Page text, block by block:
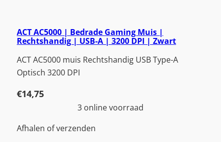
ACT AC5000 | Bedrade Gaming Muis |
Rechtshandig | USB-A | 3200 DPI | Zwart
ACT AC5000 muis Rechtshandig USB Type-A
Optisch 3200 DPI
€14,75
3 online voorraad
Afhalen of verzenden